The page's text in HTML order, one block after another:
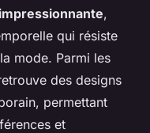
,
qui résiste
mode. Parmi les
des designs
permettant
et